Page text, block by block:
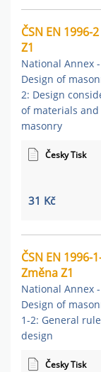
ČSN EN 1996-
Z1
National Annex
Design of
2: Design
of materials
masonry
Česky Tisk
31 Kč
ČSN EN 1996-
Změna Z1
National Annex
Design of
1-2: General
design
Česky Tisk